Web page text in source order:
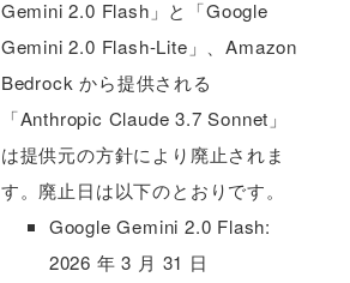
Gemini 2.0 Flash」と「Google
Gemini 2.0 Flash-Lite」、Amazon
Bedrock から提供される
「Anthropic Claude 3.7 Sonnet」
は提供元の方針により廃止されま
す。廃止日は以下のとおりです。
Google Gemini 2.0 Flash:
2026 年 3 月 31 日